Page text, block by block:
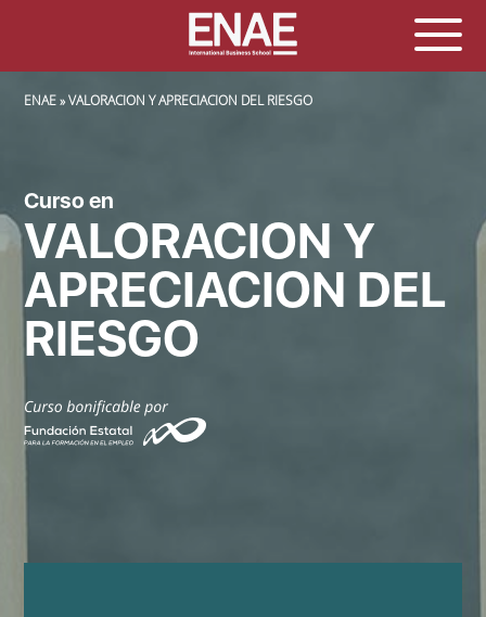
SOBRESCRIBIR ENLACES DE AYUDA A LA NAVEGACIÓN
ENAE VALORACION Y APRECIACION DEL RIESGO
Curso en
VALORACION Y
APRECIACION DEL
RIESGO